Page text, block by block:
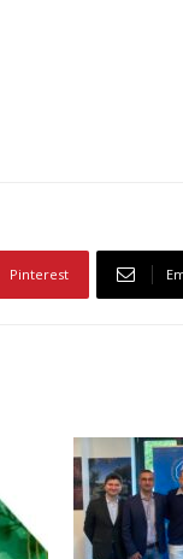
Pinterest